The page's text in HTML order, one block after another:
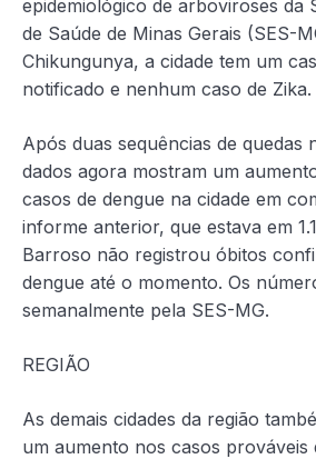
epidemiológico de arboviroses da
de Saúde de Minas Gerais (SES-
Chikungunya, a cidade tem um
notificado e nenhum caso de Zika.
Após duas sequências de quedas
dados agora mostram um
casos de dengue na cidade em
informe anterior, que estava em
Barroso não registrou óbitos
dengue até o momento. Os
semanalmente pela SES-MG.
REGIÃO
As demais cidades da região
um aumento nos casos prováveis